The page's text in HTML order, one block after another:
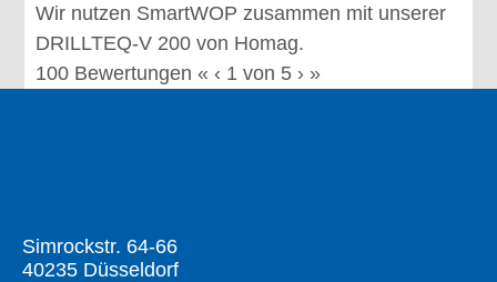
Wir nutzen SmartWOP zusammen mit unserer
DRILLTEQ-V 200 von Homag.
100 Bewertungen« ‹ 1von 5 › »
Simrockstr. 64-66
40235 Düsseldorf